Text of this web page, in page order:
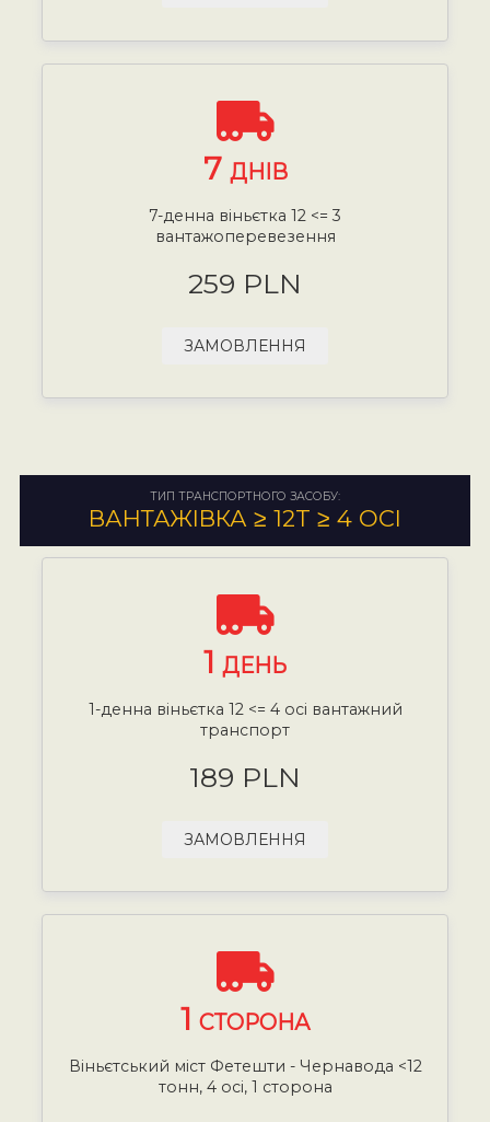
7 ДНІВ
7-денна віньєтка 12 <= 3
вантажоперевезення
259 PLN
ЗАМОВЛЕННЯ
ТИП ТРАНСПОРТНОГО ЗАСОБУ:
ВАНТАЖІВКА ≥ 12T ≥ 4 ОСІ
1 ДЕНЬ
1-денна віньєтка 12 <= 4 осі вантажний
транспорт
189 PLN
ЗАМОВЛЕННЯ
1 СТОРОНА
Віньєтський міст Фетешти - Чернавода <12
тонн, 4 осі, 1 сторона